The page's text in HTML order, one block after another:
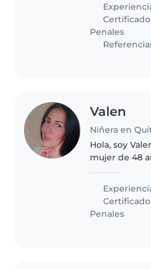
niñera,
encanta
experiencias y..
Penales
Valen
Niñera en
Hola, soy
mujer de 48
También me
en especial
abuela de 2
Penales